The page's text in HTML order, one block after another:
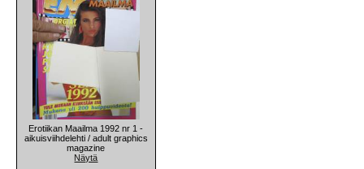
Erotiikan Maailma 1992 nr 1 -
aikuisviihdelehti / adult graphics
magazine
Näytä